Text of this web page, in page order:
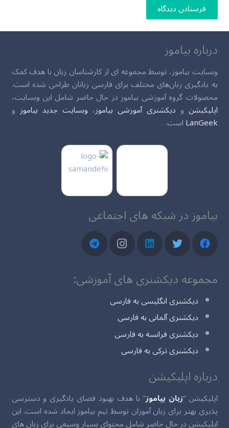
فرستادن دیدگاه
درباره بیاموز
وبسایت بیاموز، توسط مجموعه ای از کارشناسان زبان با هدف کمک
به یادگیری زبان‌های مختلف برای فارسی زبانان طراحی شده است.
محصولات گروه آموزشی بیاموز در حال حاضر شامل این وبسایت،
اپلیکیشن و دیکشنری آموزشی بیاموز، وبسایت جدید بیاموز و
LanGeekاست.
بیاموز در شبکه های اجتماعی
مجموعه دیکشنری های آموزشی:
دیکشنری انگلیسی به فارسی
دیکشنری آلمانی به فارسی
دیکشنری فرانسه به فارسی
دیکشنری ترکی به فارسی
درباره اپلیکیشن
اپلیکیشن “زبان بیاموز” با هدف بهبود فضای یادگیری و دسترسی
پذیری بهتر برای زبان آموزان توسط تیم بیاموز ایجاد شده است. این
اپلیکیشن در حال حاضر شامل محتوای بسیار وسیعی برای زبان های